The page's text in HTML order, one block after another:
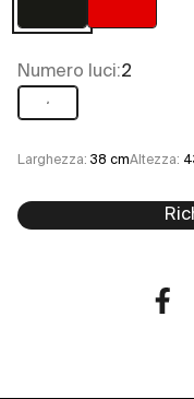
Nero Rosso
Numero luci:2
2
Larghezza: 38 cmAltezza: